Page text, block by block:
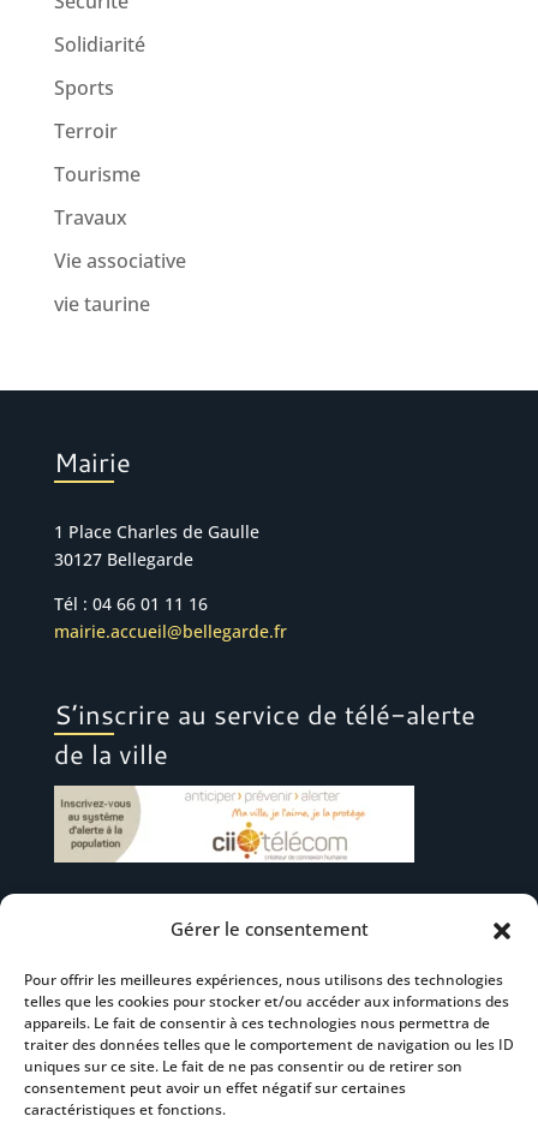
Gérer le consentement
Pour offrir les meilleures expériences, nous utilisons des technologies
telles que les cookies pour stocker et/ou accéder aux informations des
appareils. Le fait de consentir à ces technologies nous permettra de
traiter des données telles que le comportement de navigation ou les ID
uniques sur ce site. Le fait de ne pas consentir ou de retirer son
consentement peut avoir un effet négatif sur certaines
caractéristiques et fonctions.
Solidiarité
Sports
Terroir
Tourisme
Travaux
Vie associative
vie taurine
Mairie
1 Place Charles de Gaulle
30127 Bellegarde
Tél : 04 66 01 11 16
mairie.accueil@bellegarde.fr
S’inscrire au service de télé-alerte
de la ville
Suivez-nous
S’abonner à la newsletter